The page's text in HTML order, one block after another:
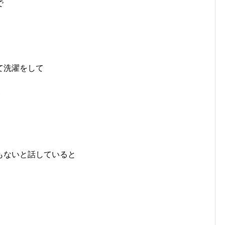
洗濯をして
いと話していると